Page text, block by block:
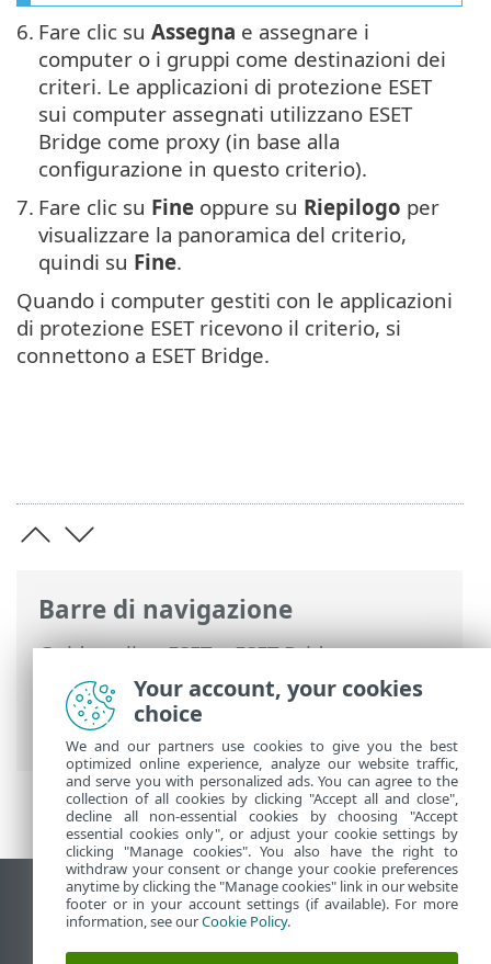
Barre di navigazione
Guida online ESET>ESET Bridge>
Utilizzo di ESET Bridge> Configura ESET
Bridge> Criteri applicazione di sicurezza
ESET
6. Fare clic su Assegna e assegnare i
computer o i gruppi come destinazioni dei
criteri. Le applicazioni di protezione ESET
sui computer assegnati utilizzano ESET
Bridge come proxy (in base alla
configurazione in questo criterio).
7. Fare clic su Fine oppure su Riepilogo per
visualizzare la panoramica del criterio,
quindi su Fine.
Quando i computer gestiti con le applicazioni
di protezione ESET ricevono il criterio, si
connettono a ESET Bridge.
Visualizza sito desktop
End of Life
Your account, your cookies
choice
We and our partners use cookies to give you the best
optimized online experience, analyze our website traffic,
and serve you with personalized ads. You can agree to the
collection of all cookies by clicking "Accept all and close",
decline all non-essential cookies by choosing "Accept
essential cookies only", or adjust your cookie settings by
clicking "Manage cookies". You also have the right to
withdraw your consent or change your cookie preferences
anytime by clicking the "Manage cookies" link in our website
footer or in your account settings (if available). For more
information, see ourCookie Policy.